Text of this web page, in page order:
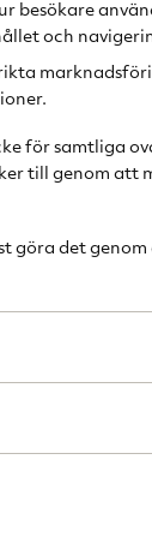
besökare
och
för samtliga
till genom att
göra det
så är
din order
ditt paket.
min
Har du
den?